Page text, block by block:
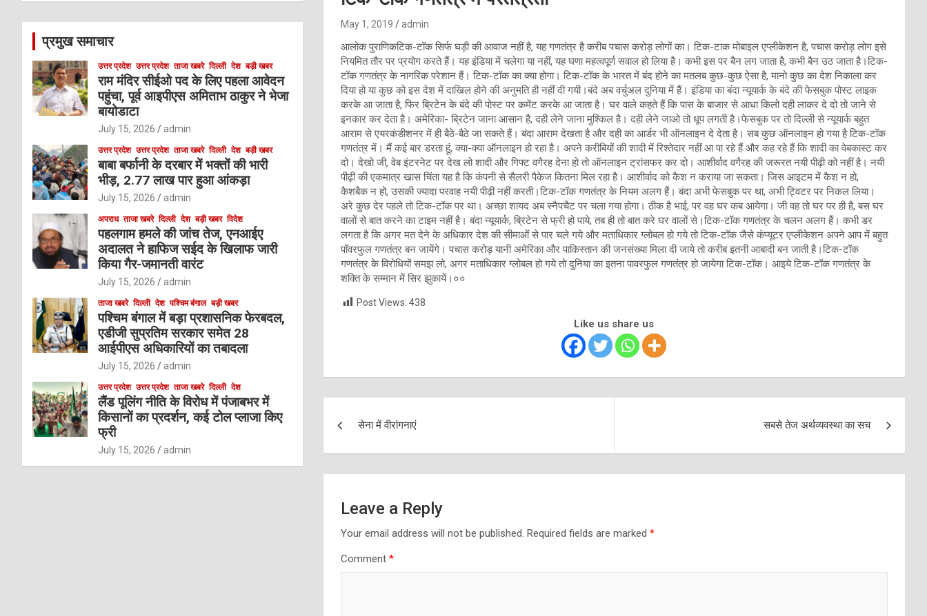
May 1, 2019 admin
आलोक पुराणिकटिक-टॉक सिर्फ घड़ी की आवाज नहीं है, यह गणतंत्र है करीब पचास करोड़ लोगों का। टिक-टाक मोबाइल एप्लीकेशन है, पचास करोड़ लोग इसे
नियमित तौर पर प्रयोग करते हैं। यह इंडिया में चलेगा या नहीं, यह घणा महत्वपूर्ण सवाल हो लिया है। कभी इस पर बैन लग जाता है, कभी बैन उठ जाता है।टिक-
टॉक गणतंत्र के नागरिक परेशान हैं। टिक-टॉक का क्या होगा। टिक-टॉक के भारत में बंद होने का मतलब कुछ-कुछ ऐसा है, मानो कुछ का देश निकाला कर
दिया हो या कुछ को इस देश में दाखिल होने की अनुमति ही नहीं दी गयी।बंदे अब वर्चुअल दुनिया में हैं। इंडिया का बंदा न्यूयार्क के बंदे की फेसबुक पोस्ट लाइक
करके आ जाता है, फिर ब्रिटेन के बंदे की पोस्ट पर कमेंट करके आ जाता है। घर वाले कहते हैं कि पास के बाजार से आधा किलो दही लाकर दे दो तो जाने से
इनकार कर देता है। अमेरिका- ब्रिटेन जाना आसान है, दही लेने जाना मुश्किल है। दही लेने जाओ तो धूप लगती है।फेसबुक पर तो दिल्ली से न्यूयार्क बहुत
आराम से एयरकंडीशनर में ही बैठे-बैठे जा सकते हैं। बंदा आराम देखता है और दही का आर्डर भी ऑनलाइन दे देता है। सब कुछ ऑनलाइन हो गया है टिक-टॉक
गणतंत्र में। मैं कई बार डरता हूं, क्या-क्या ऑनलाइन हो रहा है। अपने करीबियों की शादी में रिश्तेदार नहीं आ पा रहे हैं और कह रहे हैं कि शादी का वेबकास्ट कर
दो। देखो जी, वेब इंटरनेट पर देख लो शादी और गिफ्ट वगैरह देना हो तो ऑनलाइन ट्रांसफर कर दो। आशीर्वाद वगैरह की जरूरत नयी पीढ़ी को नहीं है। नयी
पीढ़ी की एकमात्र खास चिंता यह है कि कंपनी से सैलरी पैकेज कितना मिल रहा है। आशीर्वाद को कैश न कराया जा सकता। जिस आइटम में कैश न हो,
कैशबैक न हो, उसकी ज्यादा परवाह नयी पीढ़ी नहीं करती।टिक-टॉक गणतंत्र के नियम अलग हैं। बंदा अभी फेसबुक पर था, अभी ट्विटर पर निकल लिया।
अरे कुछ देर पहले तो टिक-टॉक पर था। अच्छा शायद अब स्नैपचैट पर चला गया होगा। ठीक है भाई, पर वह घर कब आयेगा। जी वह तो घर पर ही है, बस घर
वालों से बात करने का टाइम नहीं है। बंदा न्यूयार्क, ब्रिटेन से फ्री हो पाये, तब ही तो बात करे घर वालों से।टिक-टॉक गणतंत्र के चलन अलग हैं। कभी डर
लगता है कि अगर मत देने के अधिकार देश की सीमाओं से पार चले गये और मताधिकार ग्लोबल हो गये तो टिक-टॉक जैसे कंप्यूटर एप्लीकेशन अपने आप में बहुत
पॉवरफुल गणतंत्र बन जायेंगे। पचास करोड़ यानी अमेरिका और पाकिस्तान की जनसंख्या मिला दी जाये तो करीब इतनी आबादी बन जाती है।टिक-टॉक
गणतंत्र के विरोधियों समझ लो, अगर मताधिकार ग्लोबल हो गये तो दुनिया का इतना पावरफुल गणतंत्र हो जायेगा टिक-टॉक। आइये टिक-टॉक गणतंत्र के
शक्ति के सम्मान में सिर झुकायें।००
Post Views: 438
Like us share us
navigation
सेना में वीरांगनाएं सबसे तेज अर्थव्यवस्था का सच
Leave a Reply
Your email address will not be published. Required fields are marked *
Comment *
c
प्रमुख समाचार
उत्तर प्रदेश उत्तर प्रदेश ताजा खबरे दिल्ली देश बड़ी खबर
राम मंदिर सीईओ पद के लिए पहला आवेदन
पहुंचा, पूर्व आइपीएस अमिताभ ठाकुर ने भेजा
बायोडाटा
July 15, 2026 admin
उत्तर प्रदेश उत्तर प्रदेश ताजा खबरे दिल्ली देश बड़ी खबर
बाबा बर्फानी के दरबार में भक्तों की भारी
भीड़, 2.77 लाख पार हुआ आंकड़ा
July 15, 2026 admin
अपराध ताजा खबरे दिल्ली देश बड़ी खबर विदेश
पहलगाम हमले की जांच तेज, एनआईए
अदालत ने हाफिज सईद के खिलाफ जारी
किया गैर-जमानती वारंट
July 15, 2026 admin
ताजा खबरे दिल्ली देश पश्चिम बंगाल बड़ी खबर
पश्चिम बंगाल में बड़ा प्रशासनिक फेरबदल,
एडीजी सुप्रतिम सरकार समेत 28
आईपीएस अधिकारियों का तबादला
July 15, 2026 admin
उत्तर प्रदेश उत्तर प्रदेश ताजा खबरे दिल्ली देश
लैंड पूलिंग नीति के विरोध में पंजाबभर में
किसानों का प्रदर्शन, कई टोल प्लाजा किए
फ्री
July 15, 2026 admin